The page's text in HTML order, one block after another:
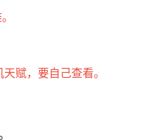
赋，要自己查看。